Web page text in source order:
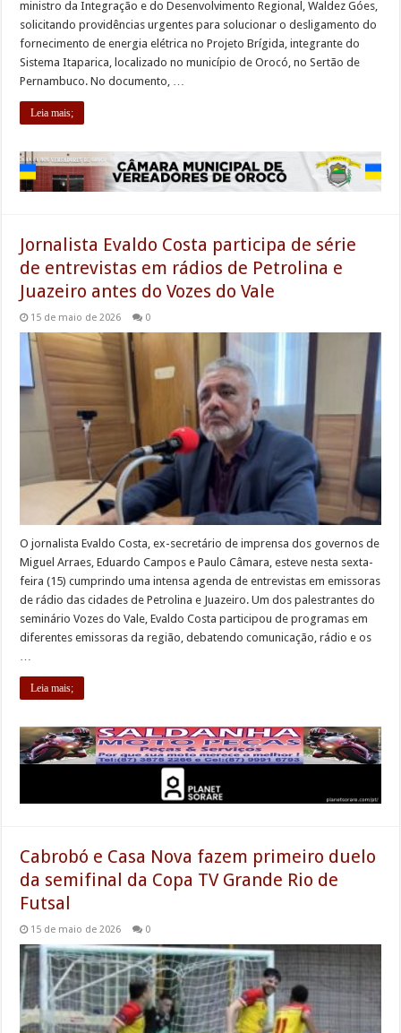
ministro da Integração e do Desenvolvimento Regional, Waldez Góes,
solicitando providências urgentes para solucionar o desligamento do
fornecimento de energia elétrica no Projeto Brígida, integrante do
Sistema Itaparica, localizado no município de Orocó, no Sertão de
Pernambuco. No documento, …
Leia mais;
Jornalista Evaldo Costa participa de série
de entrevistas em rádios de Petrolina e
Juazeiro antes do Vozes do Vale
15 de maio de 2026 0
O jornalista Evaldo Costa, ex-secretário de imprensa dos governos de
Miguel Arraes, Eduardo Campos e Paulo Câmara, esteve nesta sexta-
feira (15) cumprindo uma intensa agenda de entrevistas em emissoras
de rádio das cidades de Petrolina e Juazeiro. Um dos palestrantes do
seminário Vozes do Vale, Evaldo Costa participou de programas em
diferentes emissoras da região, debatendo comunicação, rádio e os
…
Leia mais;
Cabrobó e Casa Nova fazem primeiro duelo
da semifinal da Copa TV Grande Rio de
Futsal
15 de maio de 2026 0